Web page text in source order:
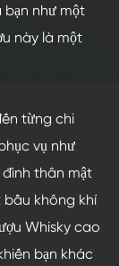
như một
này là một
từng chi
vụ như
thân mật
không khí
Whisky cao
bạn khác